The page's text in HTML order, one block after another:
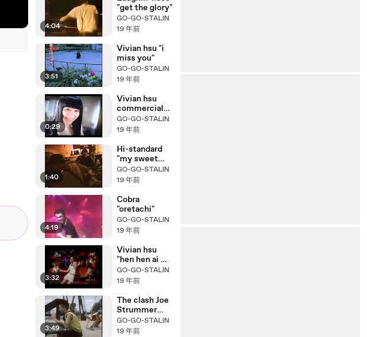
4:04
"get the glory"
GO-GO-STALIN
19 年前
3:51
Vivian hsu "i
miss you"
GO-GO-STALIN
19 年前
0:29
Vivian hsu
commercial
film
GO-GO-STALIN
19 年前
1:40
Hi-standard
"my sweet
dog"
GO-GO-STALIN
19 年前
4:19
Cobra
"oretachi"
GO-GO-STALIN
19 年前
3:32
Vivian hsu
"hen hen ai 狠
狠愛"
GO-GO-STALIN
19 年前
3:49
The clash Joe
Strummer
tribute
GO-GO-STALIN
19 年前